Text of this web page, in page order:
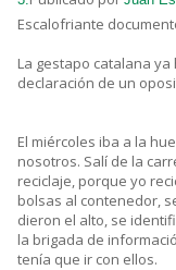
Escalofriante
La gestapo catalana
declaración de un
El miércoles iba a la
nosotros. Salí de la
reciclaje, porque yo
bolsas al contenedor,
dieron el alto, se
la brigada de
tenía que ir con ellos.